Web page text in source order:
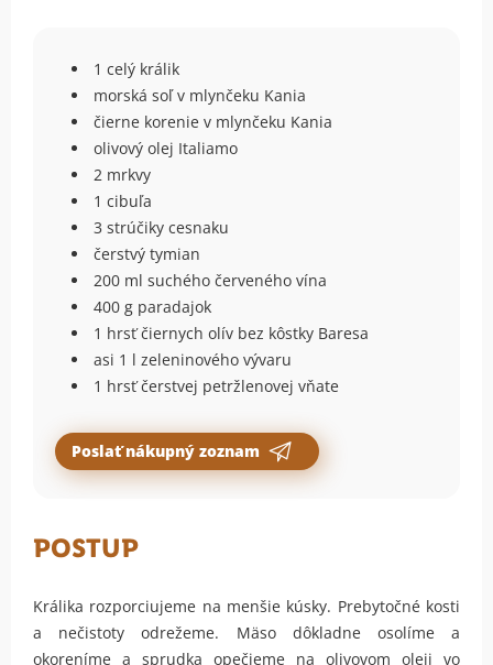
1 celý králik
morská soľ v mlynčeku Kania
čierne korenie v mlynčeku Kania
olivový olej Italiamo
2 mrkvy
1 cibuľa
3 strúčiky cesnaku
čerstvý tymian
200 ml suchého červeného vína
400 g paradajok
1 hrsť čiernych olív bez kôstky Baresa
asi 1 l zeleninového vývaru
1 hrsť čerstvej petržlenovej vňate
Poslať nákupný zoznam
POSTUP
Králika rozporciujeme na menšie kúsky. Prebytočné kosti
a nečistoty odrežeme. Mäso dôkladne osolíme a
okoreníme a sprudka opečieme na olivovom oleji vo